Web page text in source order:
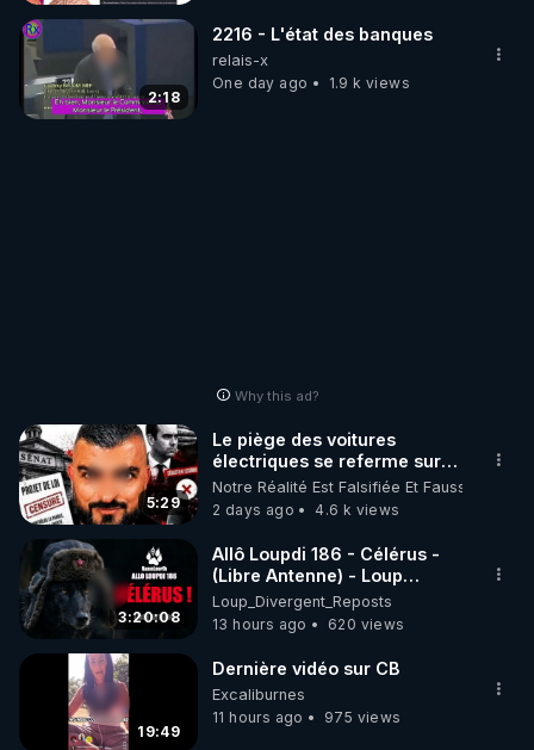
2:18
2216 - L'état des banques
relais-x
One day ago
1.9 k views
Why this ad?
5:29
Le piège des voitures
électriques se referme sur
les usagers !
Notre Réalité Est Falsifiée Et Fausse
2 days ago
4.6 k views
3:20:08
Allô Loupdi 186 - Célérus -
(Libre Antenne) - Loup
Divergent 2026.08.06
Loup_Divergent_Reposts
13 hours ago
620 views
19:49
Dernière vidéo sur CB
Excaliburnes
11 hours ago
975 views